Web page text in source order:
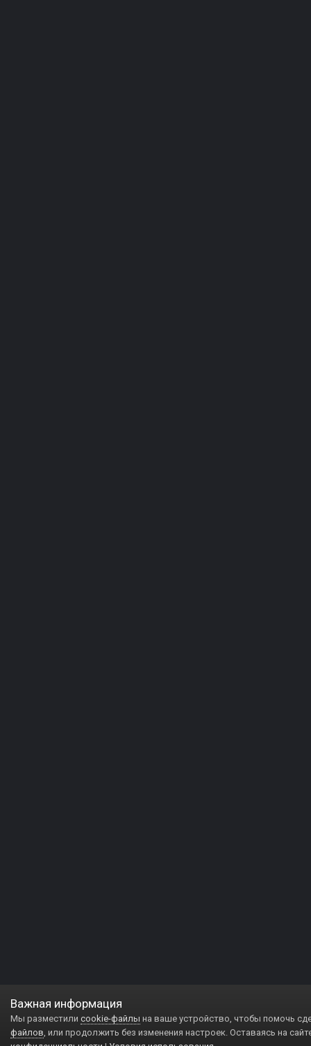
Важная информация
Мы разместили cookie-файлы на ваше устройство, чтобы помочь
файлов, или продолжить без изменения настроек. Оставаясь на